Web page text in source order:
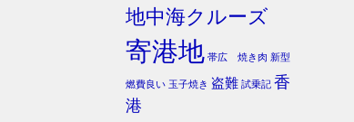
地中海クルーズ
寄港地 帯広 焼き肉 新型
燃費良い 玉子焼き 盗難 試乗記 香
港